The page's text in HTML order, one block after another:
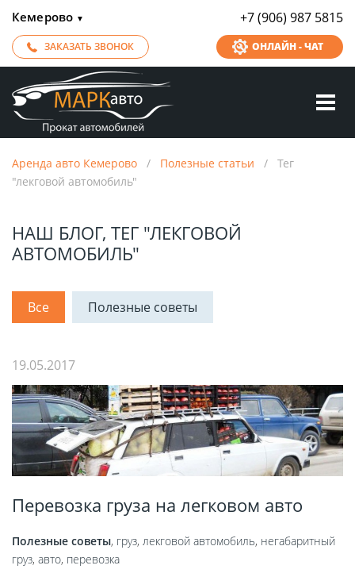
Кемерово ▼ +7 (906) 987 5815
ЗАКАЗАТЬ ЗВОНОК ОНЛАЙН - ЧАТ
Аренда авто Кемерово / Полезные статьи / Тег
"лекговой автомобиль"
НАШ БЛОГ, ТЕГ "ЛЕКГОВОЙ
АВТОМОБИЛЬ"
Все Полезные советы
19.05.2017
Перевозка груза на легковом авто
Полезные советы, груз, лекговой автомобиль, негабаритный
груз, авто, перевозка